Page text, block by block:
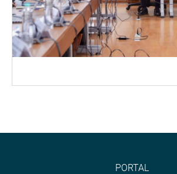
PORTAL